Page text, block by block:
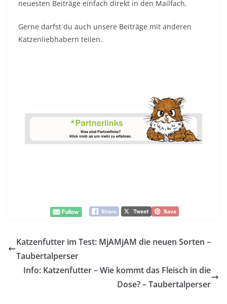
neuesten Beiträge einfach direkt in den Mailfach.
Gerne darfst du auch unsere Beiträge mit anderen
Katzenliebhabern teilen.
Katzenfutter im Test: MjAMjAM die neuen Sorten –
Taubertalperser
Info: Katzenfutter – Wie kommt das Fleisch in die
Dose? – Taubertalperser